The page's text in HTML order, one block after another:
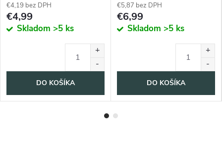
€4,19 bez DPH
€4,99
Skladom >5 ks
DO KOŠÍKA
€5,87 bez DPH
€6,99
Skladom >5 ks
DO KOŠÍKA